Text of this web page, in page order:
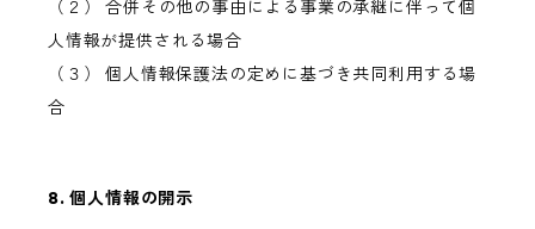
（２） 合併その他の事由による事業の承継に伴って個
人情報が提供される場合
（３） 個人情報保護法の定めに基づき共同利用する場
合
8. 個人情報の開示